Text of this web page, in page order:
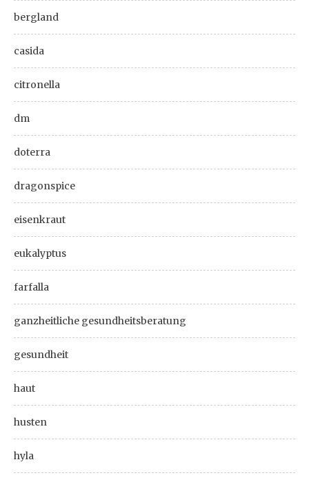
bergland
casida
citronella
dm
doterra
dragonspice
eisenkraut
eukalyptus
farfalla
ganzheitliche gesundheitsberatung
gesundheit
haut
husten
hyla